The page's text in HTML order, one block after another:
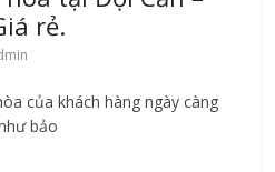
rẻ.
của khách hàng ngày càng
bảo